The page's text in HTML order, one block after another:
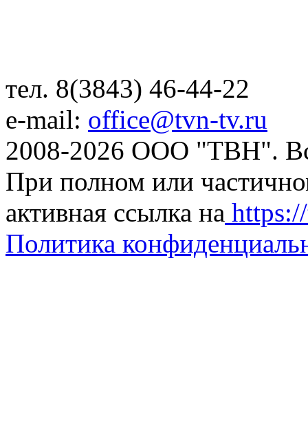
тел. 8(3843) 46-44-22
e-mail: office@tvn-tv.ru
2008-2026 ООО "ТВН".
При полном или
активная ссылка на
Политика